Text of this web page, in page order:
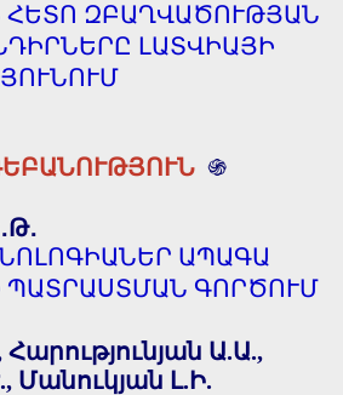
ՀԵՏՈ ԶԲԱՂՎԱԾՈՒԹՅԱՆ
ԼԱՏՎԻԱՅԻ
֍
ԱՊԱԳԱ
ԳՈՐԾՈՒՄ
Ա.Ա.,
Մանուկյան Լ.Ի.